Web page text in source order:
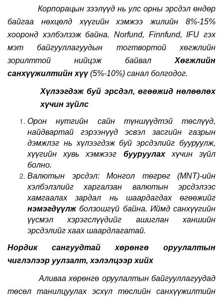
Корпорацын зээлүүд нь улс орны эрсдэл өндөр
байгаа нөхцөлд хүүгийн хэмжээ жилийн 8%-15%
хооронд хэлбэлзэж байна. Norfund, Finnfund, IFU гэх
мэт байгууллагуудын тогтвортой хөгжлийн
зорилттой нийцэж байвал Хөгжлийн
санхүүжилтийн хүү(5%-10%) санал болгодог.
Хүлээгдэж буй эрсдэл, өгөөжид нөлөөлөх
хүчин зүйлс
Орон нутгийн сайн түншүүдтэй төслүүд,
найдвартай гэрээнүүд эсвэл засгийн газрын
дэмжлэг нь хүлээгдэж буй эрсдэлийг бууруулж,
хүүгийн хувь хэмжээг бууруулах хүчин зүйл
болно.
Валютын эрсдэл: Монгол төгрөг (MNT)-ийн
хэлбэлзлийг харгалзан валютын эрсдэлээс
хамгаалах зардал нь шаардагдах өгөөжийг
нэмэгдүүлжболзошгүй байна. Иймд санхүүгийн
үүсмэл хэрэгслүүдийг ашиглан ханшийн
эрсдэлийг хаах шаардлагатай.
Нордик сангуудтай хөрөнгө оруулалтын
чиглэлээр уулзалт, хэлэлцээр хийх
Аливаа хөрөнгө оруулалтын байгууллагуудад
төсөл танилцуулах эсхүл төслийн санхүүжилтийн